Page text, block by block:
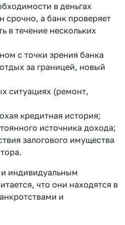
в деньгах
срочно, а банк проверяет
в течение нескольких
с точки зрения банка
за границей, новый
ситуациях (ремонт,
кредитная история;
источника дохода;
залогового имущества
индивидуальным
что они находятся в
и